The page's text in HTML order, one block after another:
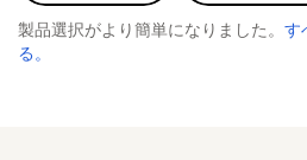
製品選択がより簡単になりました。 す
る。